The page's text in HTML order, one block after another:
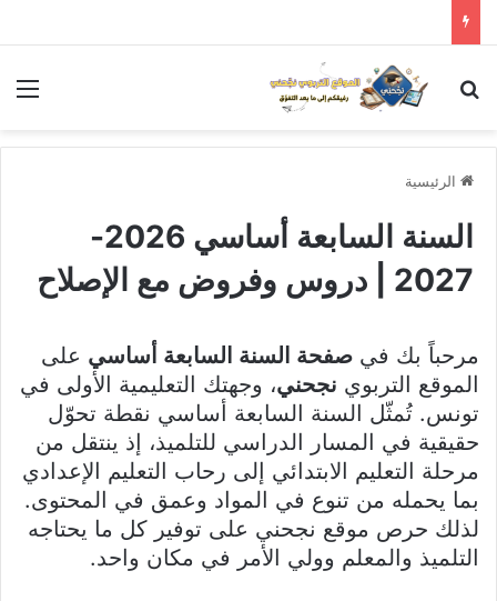
بحث عن
الرئيسية
السنة السابعة أساسي 2026-
2027 | دروس وفروض مع الإصلاح
مرحباً بك في صفحة السنة السابعة أساسي على
الموقع التربوي نجحني، وجهتك التعليمية الأولى في
تونس. تُمثّل السنة السابعة أساسي نقطة تحوّل
حقيقية في المسار الدراسي للتلميذ، إذ ينتقل من
مرحلة التعليم الابتدائي إلى رحاب التعليم الإعدادي
بما يحمله من تنوع في المواد وعمق في المحتوى.
لذلك حرص موقع نجحني على توفير كل ما يحتاجه
التلميذ والمعلم وولي الأمر في مكان واحد.